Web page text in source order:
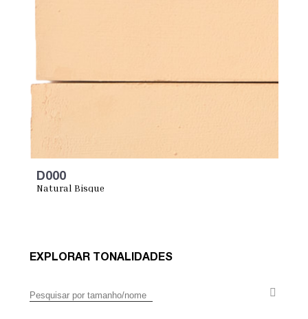
D000
Natural Bisque
EXPLORAR TONALIDADES